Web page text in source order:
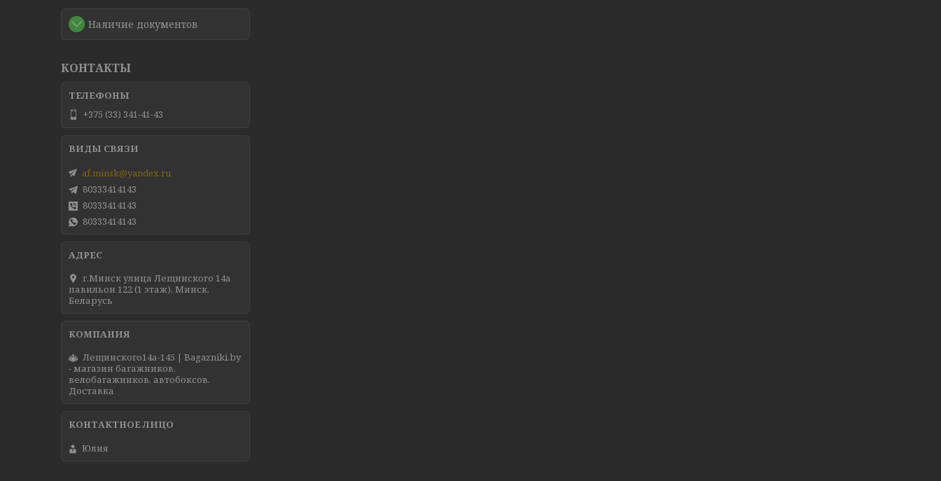
Наличие документов
КОНТАКТЫ
+375 (33) 341-41-43
af.minsk@yandex.ru
80333414143
80333414143
80333414143
г.Минск улица Лещинского 14а
павильон 122 (1 этаж), Минск,
Беларусь
Лещинского14а-145 | Bagazniki.by
- магазин багажников,
велобагажников, автобоксов.
Доставка
Юлия